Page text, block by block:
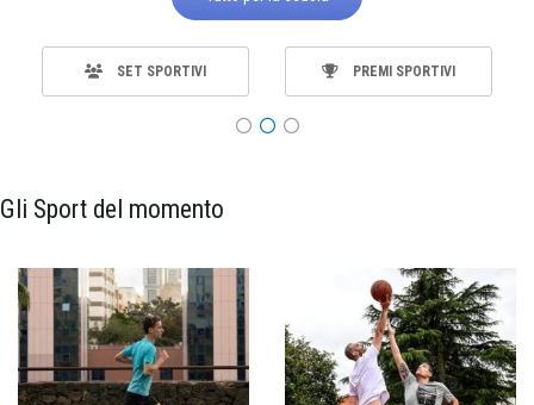
SET SPORTIVI PREMI SPORTIVI
Gli Sport del momento